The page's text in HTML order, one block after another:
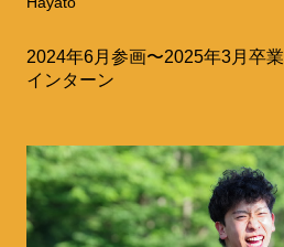
2024年6月参画〜2025年3月卒業
インターン